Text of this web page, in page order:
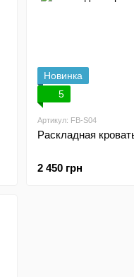
Новинка
5
Артикул: FB-S04
Раскладная
2 450 грн